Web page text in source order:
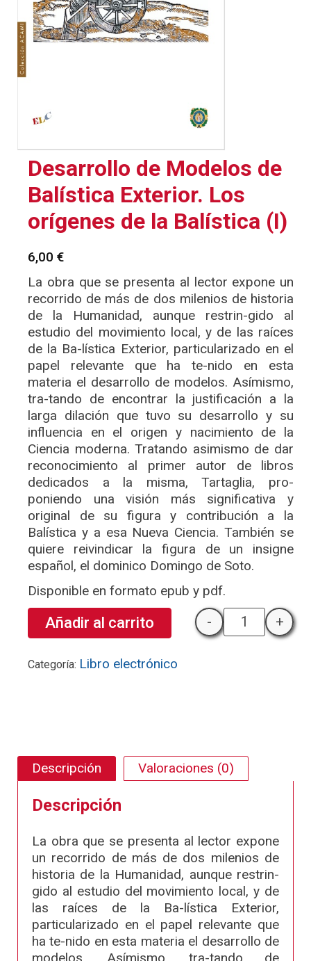
Desarrollo de Modelos de
Balística Exterior. Los
orígenes de la Balística (I)
6,00 €
La obra que se presenta al lector expone un
recorrido de más de dos milenios de historia
de la Humanidad, aunque restrin-gido al
estudio del movimiento local, y de las raíces
de la Ba-lística Exterior, particularizado en el
papel relevante que ha te-nido en esta
materia el desarrollo de modelos. Asímismo,
tra-tando de encontrar la justificación a la
larga dilación que tuvo su desarrollo y su
influencia en el origen y nacimiento de la
Ciencia moderna. Tratando asimismo de dar
reconocimiento al primer autor de libros
dedicados a la misma, Tartaglia, pro-
poniendo una visión más significativa y
original de su figura y contribución a la
Balística y a esa Nueva Ciencia. También se
quiere reivindicar la figura de un insigne
español, el dominico Domingo de Soto.
Disponible en formato epub y pdf.
Desarrollo
- +
Añadir al carrito
Categoría: Libro electrónico
Descripción Valoraciones (0)
Descripción
La obra que se presenta al lector expone
un recorrido de más de dos milenios de
historia de la Humanidad, aunque restrin-
gido al estudio del movimiento local, y de
las raíces de la Ba-lística Exterior,
particularizado en el papel relevante que
ha te-nido en esta materia el desarrollo de